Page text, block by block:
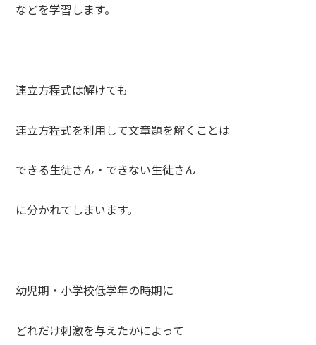
などを学習します。
連立方程式は解けても
連立方程式を利用して文章題を解くことは
できる生徒さん・できない生徒さん
に分かれてしまいます。
幼児期・小学校低学年の時期に
どれだけ刺激を与えたかによって